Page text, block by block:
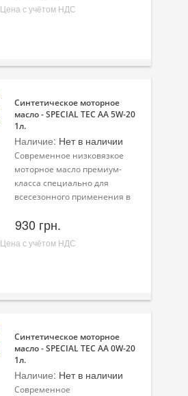
Цена с учётом НДС
Синтетическое моторное
масло - SPECIAL TEC AA 5W-20
1л.
Наличие: Нет в наличии
Современное низковязкое
моторное масло премиум-
класса специально для
всесезонного применения в
930 грн.
Цена с учётом НДС
Синтетическое моторное
масло - SPECIAL TEC AA 0W-20
1л.
Наличие: Нет в наличии
Современное